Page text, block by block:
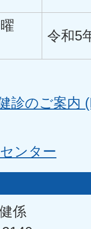
令和5
診のご案内
ンター
係